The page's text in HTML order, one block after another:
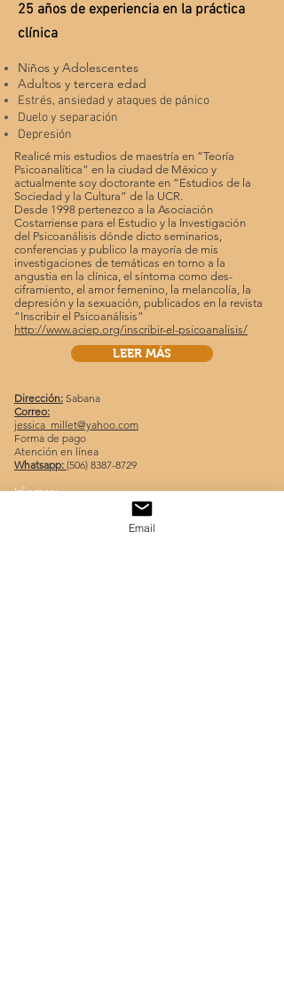
25 años de experiencia en la práctica
clínica
Niños y Adolescentes
Adultos y tercera edad
Estrés, ansiedad y ataques de pánico
Duelo y separación
Depresión
Realicé mis estudios de maestría en “Teoría
Psicoanalítica” en la ciudad de México y
actualmente soy doctorante en “Estudios de la
Sociedad y la Cultura” de la UCR.
Desde 1998 pertenezco a la Asociación
Costarriense para el Estudio y la Investigación
del Psicoanálisis dónde dicto seminarios,
conferencias y publico la mayoría de mis
investigaciones de temáticas en torno a la
angustia en la clínica, el síntoma como des-
ciframiento, el amor femenino, la melancolía, la
depresión y la sexuación, publicados en la revista
“Inscribir el Psicoanálisis”
http://www.aciep.org/inscribir-el-psicoanalisis/
LEER MÁS
Dirección: Sabana
Correo:
jessica_millet@yahoo.com
Forma de pago
Atención en línea
Whatsapp: (506) 8387-8729
Idiomas:
Email